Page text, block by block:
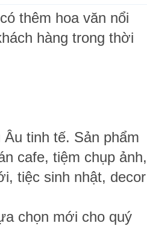
thêm hoa văn nổi
hàng trong thời
tinh tế. Sản phẩm
cafe, tiệm chụp ảnh,
tiệc sinh nhật, decor
chọn mới cho quý